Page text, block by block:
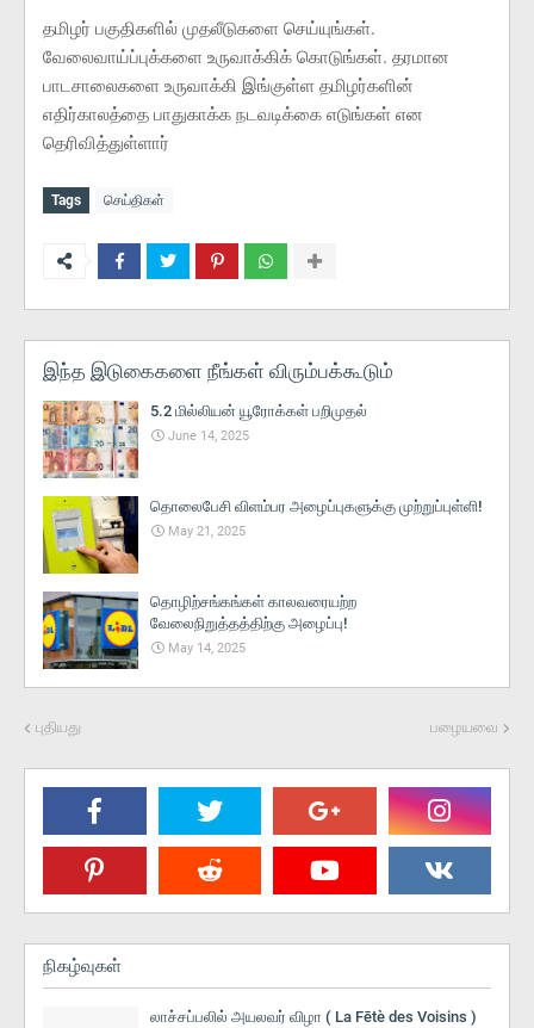
தமிழர் பகுதிகளில் முதலீடுகளை செய்யுங்கள்.
வேலைவாய்ப்புக்களை உருவாக்கிக் கொடுங்கள். தரமான
பாடசாலைகளை உருவாக்கி இங்குள்ள தமிழர்களின்
எதிர்காலத்தை பாதுகாக்க நடவடிக்கை எடுங்கள் என
தெரிவித்துள்ளார்
Tags செய்திகள்
இந்த இடுகைகளை நீங்கள் விரும்பக்கூடும்
5.2 மில்லியன் யூரோக்கள் பறிமுதல்
June 14, 2025
தொலைபேசி விளம்பர அழைப்புகளுக்கு முற்றுப்புள்ளி!
May 21, 2025
தொழிற்சங்கங்கள் காலவரையற்ற
வேலைநிறுத்தத்திற்கு அழைப்பு!
May 14, 2025
புதியது பழையவை
நிகழ்வுகள்
லாச்சப்பலில் அயலவர் விழா ( La Fētè des Voisins )